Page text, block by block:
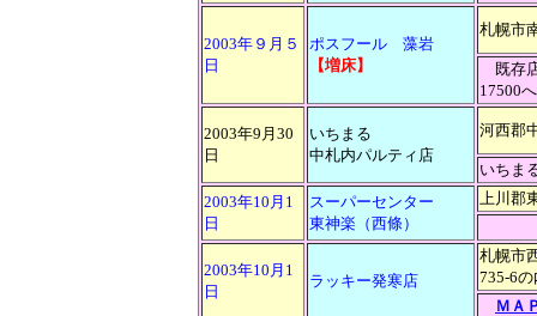
2003年９月５
日
ポスフール 藻岩
【増床】
札幌市
既存
17500へ
2003年9月30
日
いちまる
中札内パルティ店
河西郡
いちま
2003年10月1
日
スーパーセンター
東神楽（西條）
上川郡
2003年10月1
日
ラッキー発寒店
札幌市
735-6
ＭＡ